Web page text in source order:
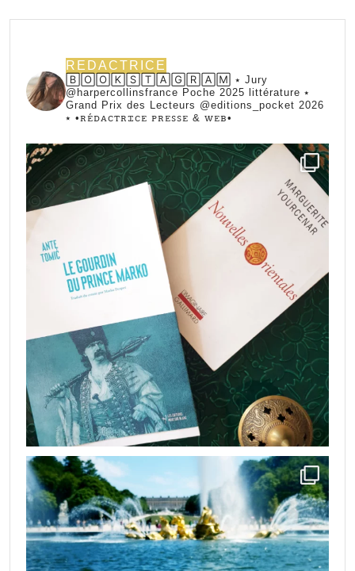
REDACTRICE
🄱🄾🄾🄺🅂🅃🄰🄶🅁🄰🄼 ⭑ Jury
@harpercollinsfrance Poche 2025 littérature ⭑
Grand Prix des Lecteurs @editions_pocket 2026
⭑ •ꭱꭼ́ꭰꭺꮯꭲꭱꮖꮯꭼ ꮲꭱꭼꮪꮪꭼ & ꮃꭼᏼ•